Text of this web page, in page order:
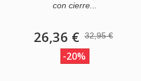
con cierre...
26,36 € 32,95 €
-20%